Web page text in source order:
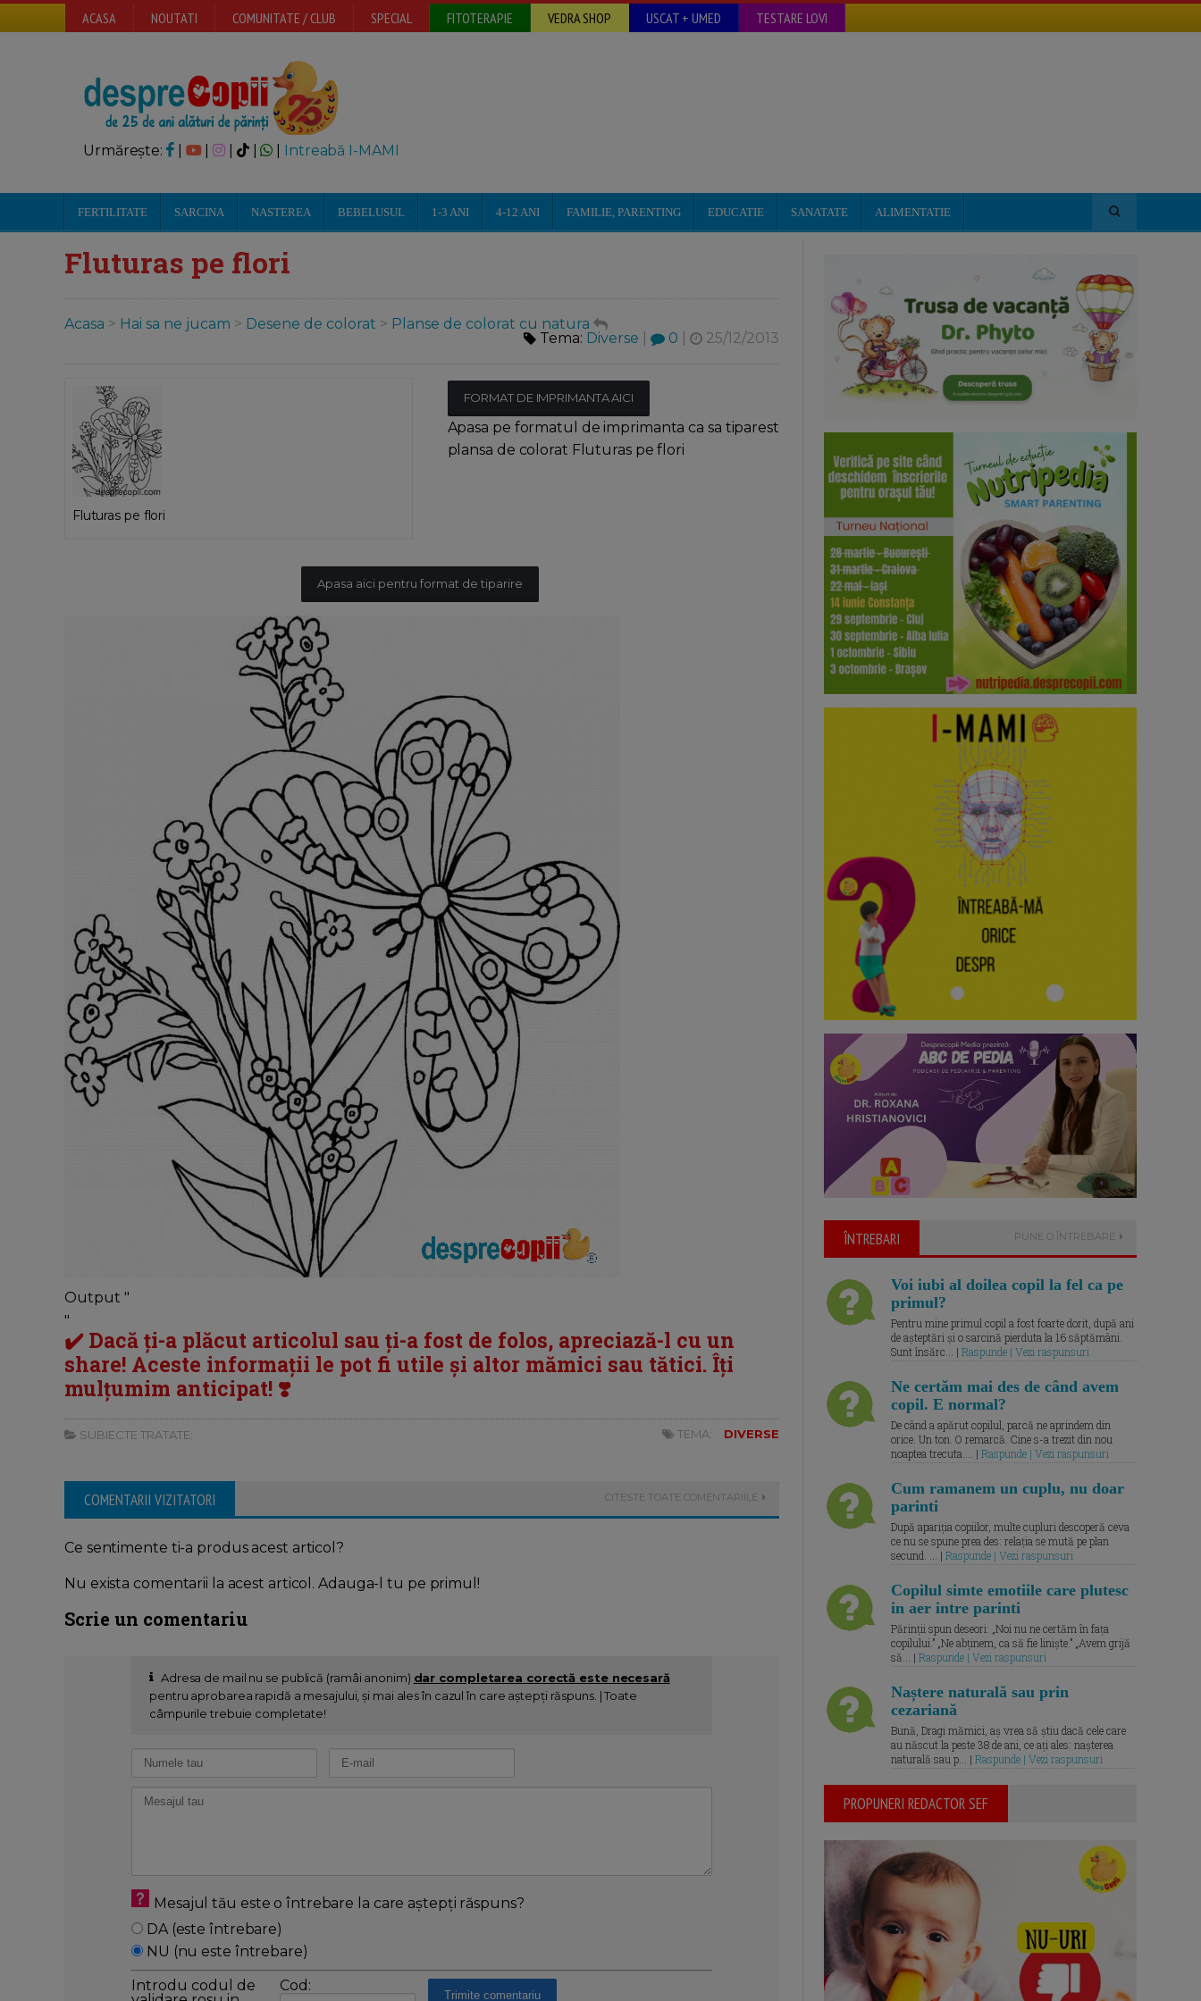
ACASA NOUTATI COMUNITATE / CLUB SPECIAL FITOTERAPIE VEDRA SHOP USCAT + UMED TESTARE LOVI
Urmărește: | | Intreabă I-MAMI
FERTILITATE SARCINA NASTEREA BEBELUSUL 1-3 ANI 4-12 ANI FAMILIE, PARENTING EDUCATIE SANATATE ALIMENTATIE
Fluturas pe flori
Acasa > Hai sa ne jucam > Desene de colorat > Planse de colorat cu natura
Tema: Diverse 0 25/12/2013
Fluturas pe flori
FORMAT DE IMPRIMANTA AICI
Apasa pe formatul de imprimanta ca sa tiparest
plansa de colorat Fluturas pe flori
Apasa aici pentru format de tiparire
Output "
"
✔️ Dacă ți-a plăcut articolul sau ți-a fost de folos, apreciază-l cu un
share! Aceste informații le pot fi utile și altor mămici sau tătici. Îți
mulțumim anticipat! ❣️
SUBIECTE TRATATE: TEMA: DIVERSE
COMENTARII VIZITATORI CITESTE TOATE COMENTARIILE
Ce sentimente ti-a produs acest articol?
Nu exista comentarii la acest articol. Adauga-l tu pe primul!
Scrie un comentariu
Adresa de mail nu se publică (ramâi anonim) dar completarea corectă este necesară
pentru aprobarea rapidă a mesajului, și mai ales în cazul în care aștepți răspuns. | Toate
câmpurile trebuie completate!
Mesajul tău este o întrebare la care aștepți răspuns?
DA (este întrebare)
NU (nu este întrebare)
Introdu codul de
Cod:
ÎNTREBARI PUNE O ÎNTREBARE
Voi iubi al doilea copil la fel ca pe
primul?
Pentru mine primul copil a fost foarte dorit, după ani
de așteptări și o sarcină pierduta la 16 săptămâni.
Sunt însărc... | Raspunde | Vezi raspunsuri
Ne certăm mai des de când avem
copil. E normal?
De când a apărut copilul, parcă ne aprindem din
orice. Un ton. O remarcă. Cine s-a trezit din nou
noaptea trecuta.... | Raspunde | Vezi raspunsuri
Cum ramanem un cuplu, nu doar
parinti
După apariția copiilor, multe cupluri descoperă ceva
ce nu se spune prea des: relația se mută pe plan
secund. ... | Raspunde | Vezi raspunsuri
Copilul simte emotiile care plutesc
in aer intre parinti
Părinții spun deseori: „Noi nu ne certăm în fața
copilului.” „Ne abținem, ca să fie liniște.” „Avem grijă
să... | Raspunde | Vezi raspunsuri
Naștere naturală sau prin
cezariană
Bună, Dragi mămici, aș vrea să știu dacă cele care
au născut la peste 38 de ani, ce ați ales: nașterea
naturală sau p... | Raspunde | Vezi raspunsuri
PROPUNERI REDACTOR SEF